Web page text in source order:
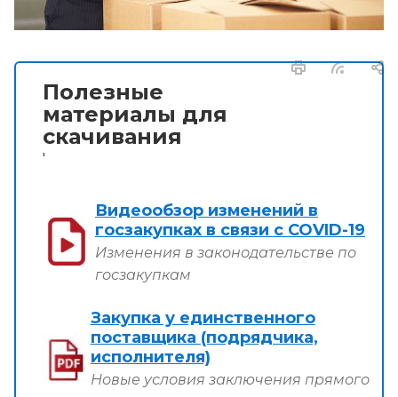
Полезные
материалы для
скачивания
'
Видеообзор изменений в
госзакупках в связи с COVID-19
Изменения в законодательстве по
госзакупкам
Закупка у единственного
поставщика (подрядчика,
исполнителя)
Новые условия заключения прямого